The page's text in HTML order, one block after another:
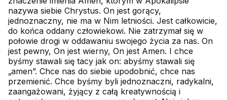
nazywa siebie Chrystus. On jest gorący,
jednoznaczny, nie ma w Nim letniości. Jest całkowicie,
do końca oddany człowiekowi. Nie zatrzymał się w
połowie drogi w oddawaniu swojego życia za nas. On
jest pewny, On jest wierny, On jest Amen. I chce
byśmy stawali się tacy jak on: abyśmy stawali się
„amen”. Chce nas do siebie upodobnić, chce nas
przemienić. Chce byśmy byli jednoznaczni, radykalni,
zaangażowani, żyjący z całą kreatywnością i